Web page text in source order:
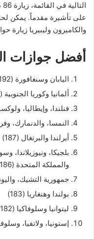
على تأشيرة مقدماً. يمكن
والكاميرون وليبيريا زيارة حوالي 50
أفضل جوازات
اليابان وسنغافورة (192 وجهة سفر)
ألمانيا وكوريا الجنوبية (190)
فنلندا، وإيطاليا،
النمسا، والدنمارك،
أيرلندا والبرتغال (187)
بلجيكا، ونيوزيلاندا،
والمملكة المتحدة (186)
جمهورية التشيك،
بولندا وهنغاريا (183)
ليتوانيا وسلوفاكيا (182)
إستونيا، ولاتفيا،